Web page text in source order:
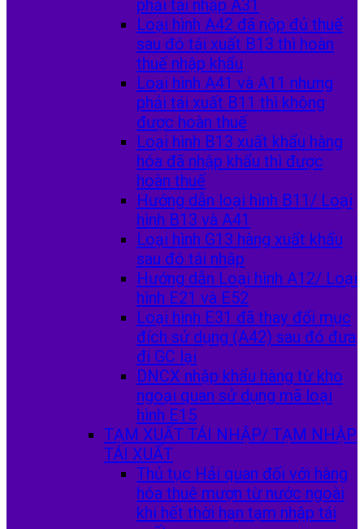
phải tái nhập A31
Loại hình A42 đã nộp đủ thuế
sau đó tái xuất B13 thì hoàn
thuế nhập khẩu
Loại hình A41 và A11 nhưng
phải tái xuất B11 thì không
được hoàn thuế
Loại hình B13 xuất khẩu hàng
hóa đã nhập khẩu thì được
hoàn thuế
Hướng dẫn loại hình B11/ Loại
hình B13 và A41
Loại hình G13 hàng xuất khẩu
sau đó tái nhập
Hướng dẫn Loại hình A12/ Loại
hình E21 và E52
Loại hình E31 đã thay đổi mục
đích sử dụng (A42) sau đó đưa
đi GC lại
DNCX nhập khẩu hàng từ kho
ngoại quan sử dụng mã loại
hình E15
TẠM XUẤT TÁI NHẬP/ TẠM NHẬP
TÁI XUẤT
Thủ tục Hải quan đối với hàng
hóa thuê mượn từ nước ngoài
khi hết thời hạn tạm nhập tái